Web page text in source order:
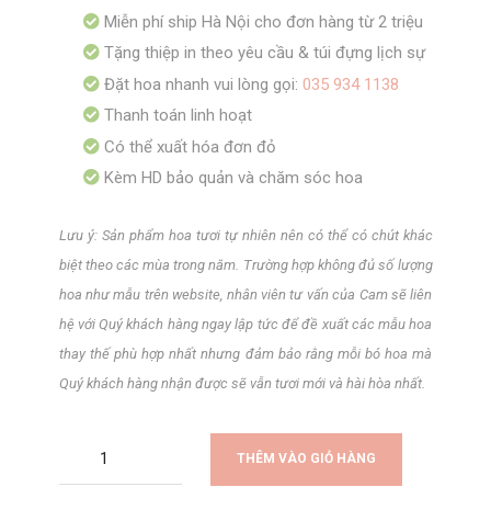
Miễn phí ship Hà Nội cho đơn hàng từ 2 triệu
Tặng thiệp in theo yêu cầu & túi đựng lịch sự
Đặt hoa nhanh vui lòng gọi: 035 934 1138
Thanh toán linh hoạt
Có thể xuất hóa đơn đỏ
Kèm HD bảo quản và chăm sóc hoa
Lưu ý: Sản phẩm hoa tươi tự nhiên nên có thể có chút khác
biệt theo các mùa trong năm. Trường hợp không đủ số lượng
hoa như mẫu trên website, nhân viên tư vấn của Cam sẽ liên
hệ với Quý khách hàng ngay lập tức để đề xuất các mẫu hoa
thay thế phù hợp nhất nhưng đảm bảo rằng mỗi bó hoa mà
Quý khách hàng nhận được sẽ vẫn tươi mới và hài hòa nhất.
THÊM VÀO GIỎ HÀNG